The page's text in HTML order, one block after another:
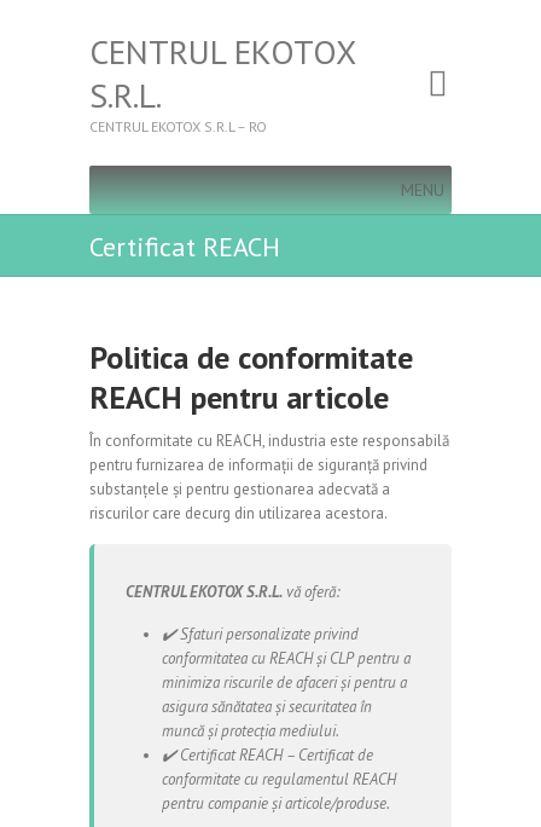
CENTRUL EKOTOX
S.R.L.
CENTRUL EKOTOX S.R.L – RO
MENU
Certificat REACH
Politica de conformitate
REACH pentru articole
În conformitate cu REACH, industria este responsabilă
pentru furnizarea de informații de siguranță privind
substanțele și pentru gestionarea adecvată a
riscurilor care decurg din utilizarea acestora.
CENTRUL EKOTOX S.R.L. vă oferă:
✔️ Sfaturi personalizate privind
conformitatea cu REACH și CLP pentru a
minimiza riscurile de afaceri și pentru a
asigura sănătatea și securitatea în
muncă și protecția mediului.
✔️ Certificat REACH – Certificat de
conformitate cu regulamentul REACH
pentru companie și articole/produse.